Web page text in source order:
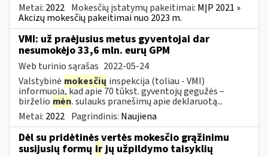
Metai: 2022 Mokesčių įstatymų pakeitimai: MĮP 2021 »
Akcizų mokesčių pakeitimai nuo 2023 m.
VMI: už praėjusius metus gyventojai dar
nesumokėjo 33,6 mln. eurų GPM
Web turinio sąrašas 2022-05-24
Valstybinė mokesčių inspekcija (toliau - VMI)
informuoja, kad apie 70 tūkst. gyventojų gegužės –
birželio mėn. sulauks pranešimų apie deklaruotą...
Metai: 2022 Pagrindinis: Naujiena
Dėl su pridėtinės vertės mokesčio grąžinimu
susijusių formų irjų užpildymo taisyklių